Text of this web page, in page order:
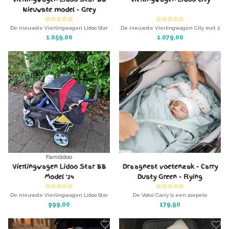
Nieuwste model - Grey
De nieuwste Vierlingwagen Lidoo Star
BB + NU IN GRIJS!
DeBabykraam! - meerlingbuggy voor 4
kinderen.
Ideaal voor oppasmoeders en
kinderdagverblijven!
1.059,00
De nieuwste Vierlingwagen City met 2
bankjes
DeBabykraam! - meerlingbuggy voor 4
kinderen.
Ideaal voor oppasmoeders en
kinderdagverblijven!
1.079,00
Familidoo
Vierlingwagen Lidoo Star BB
Model '24
De nieuwste Vierlingwagen Lidoo Star
BB +
DeBabykraam! - meerlingbuggy voor 4
kinderen.
999,00
Draagnest voetenzak - Carry
Dusty Green - Flying
De Voksi Carry is een soepele
draagmand met geïntegreerde
179,90